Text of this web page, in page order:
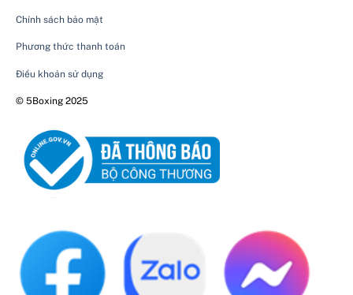
Chính sách bảo mật
Phương thức thanh toán
Điều khoản sử dụng
© 5Boxing 2025